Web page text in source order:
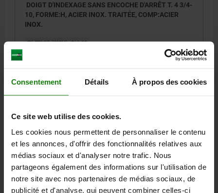
Consentement Détails À propos des cookies
Ce site web utilise des cookies.
Les cookies nous permettent de personnaliser le contenu
et les annonces, d'offrir des fonctionnalités relatives aux
médias sociaux et d'analyser notre trafic. Nous
partageons également des informations sur l'utilisation de
notre site avec nos partenaires de médias sociaux, de
publicité et d'analyse, qui peuvent combiner celles-ci
DOIGT D'INDEXAGE SANS ENCOCHE D'ARRÊT T. 4 3/4-
10, FORME:H, ACIER INOX. TRAITÉE, COMP:ACIER
INOX.
FILETAGE (INCH)=3/4-10
SURFACE DU CORPS DE BASE=TRAITÉE
FORME=H
D2=33
FORCE DU RESSORT FINALE F2 ENV. N=34
45,28 €
hors TVA
hors frais d’envoi
DÉTAILS